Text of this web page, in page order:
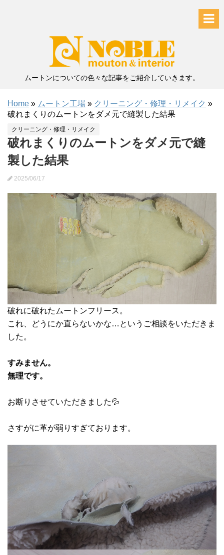
ムートンについての色々な記事をご紹介していきます。
Home » ムートン工場 » クリーニング・修理・リメイク »
破れまくりのムートンをダメ元で縫製した結果
クリーニング・修理・リメイク
破れまくりのムートンをダメ元で縫
製した結果
2025/06/17
破れに破れたムートンフリース。
これ、どうにか直らないかな…というご相談をいただきま
した。
すみません。
無理です。
お断りさせていただきました💦
さすがに革が弱りすぎております。